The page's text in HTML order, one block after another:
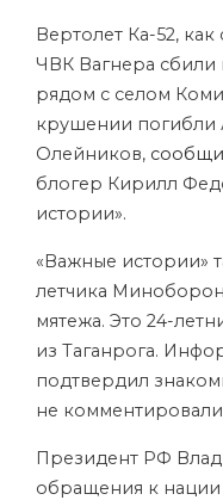
Вертолет Ка-52,
ЧВК Вагнера
рядом с селом
крушении
Олейников,
блогер Кирилл
истории».
«Важные истории»
летчика
мятежа. Это 24-
из Таганрога.
подтвердил
не
Президент РФ
обращения к нации